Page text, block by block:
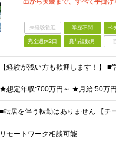
未経験歓迎 学歴不問 ベ
完全週休2日 賞与複数月
リモートワーク相談可能